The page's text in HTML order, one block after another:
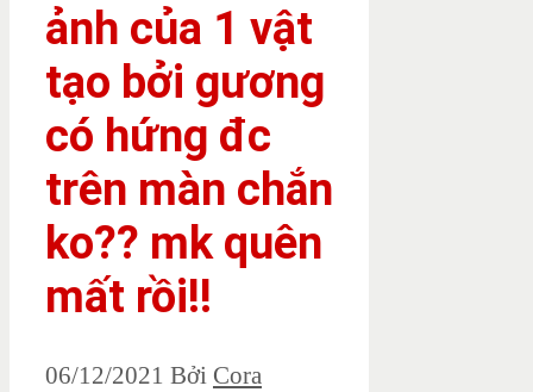
ảnh của 1 vật
tạo bởi gương
có hứng đc
trên màn chắn
ko?? mk quên
mất rồi!!
06/12/2021 Bởi Cora